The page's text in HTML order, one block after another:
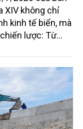
XIV không chỉ
kinh tế biển, mà
lược: Từ
dựng quốc
ấy, ngành Nông
biệt quan trọng,
gian biển,
trường, phục hồi
vững cho người